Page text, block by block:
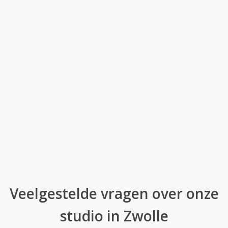
Veelgestelde vragen over onze
studio in Zwolle